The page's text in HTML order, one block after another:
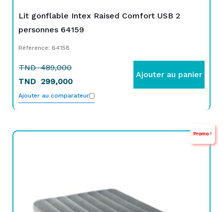
Lit gonflable Intex Raised Comfort USB 2
personnes 64159
Référence: 64158
TND489,000
TND 299,000
Ajouter au panier
Ajouter au comparateur
Promo !
389,000.
329,000.